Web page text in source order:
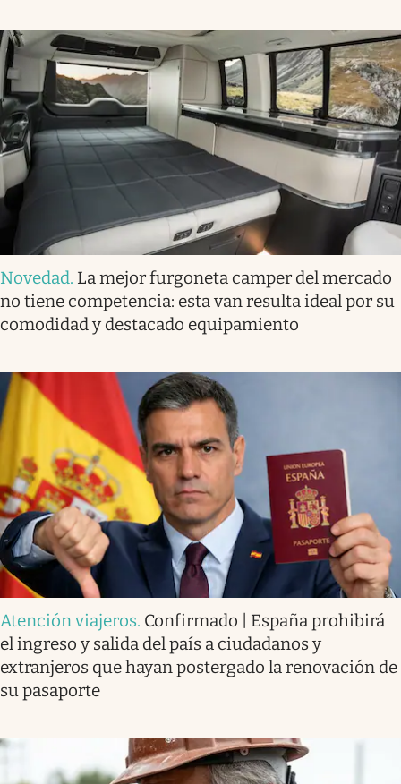
Novedad. La mejor furgoneta camper del mercado
no tiene competencia: esta van resulta ideal por su
comodidad y destacado equipamiento
Atención viajeros. Confirmado | España prohibirá
el ingreso y salida del país a ciudadanos y
extranjeros que hayan postergado la renovación de
su pasaporte